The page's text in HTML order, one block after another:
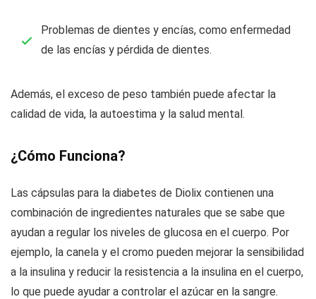
Problemas de dientes y encías, como enfermedad
de las encías y pérdida de dientes.
Además, el exceso de peso también puede afectar la
calidad de vida, la autoestima y la salud mental.
¿Cómo Funciona?
Las cápsulas para la diabetes de Diolix contienen una
combinación de ingredientes naturales que se sabe que
ayudan a regular los niveles de glucosa en el cuerpo. Por
ejemplo, la canela y el cromo pueden mejorar la sensibilidad
a la insulina y reducir la resistencia a la insulina en el cuerpo,
lo que puede ayudar a controlar el azúcar en la sangre.